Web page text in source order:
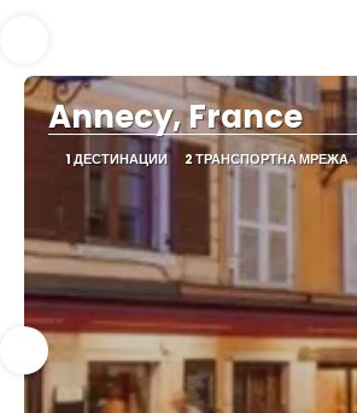
Annecy, France
1 ДЕСТИНАЦИИ 2 ТРАНСПОРТНА МРЕЖА